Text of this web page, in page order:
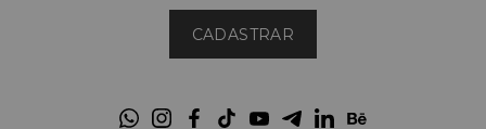
CADASTRAR